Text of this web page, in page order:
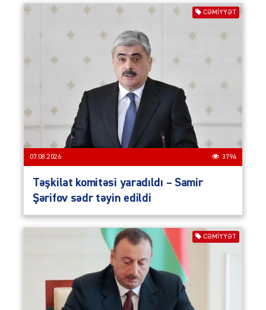
CƏMIYYƏT
07.08.2026 3794
Təşkilat komitəsi yaradıldı – Samir
Şərifov sədr təyin edildi
CƏMIYYƏT